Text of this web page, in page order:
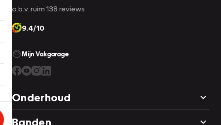
o.b.v. ruim 138 reviews
9.4/10
Mijn Vakgarage
Onderhoud
Banden